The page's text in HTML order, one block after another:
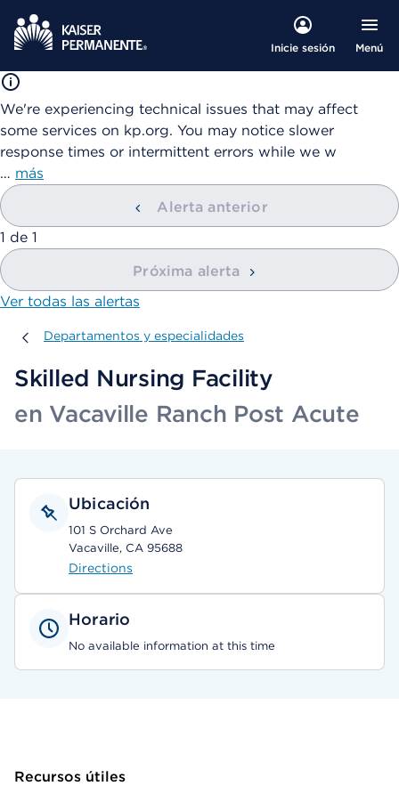
Inicie sesión Menú
We're experiencing technical issues that may affect
some services on kp.org. You may notice slower
response times or intermittent errors while we w
… más
Alerta anterior
mostrando
1 de 1
Próxima alerta
Ver todas las alertas
Departamentos y especialidades
Departamentos y especialidades
Skilled Nursing Facility
en Vacaville Ranch Post Acute
Ubicación
101 S Orchard Ave
Vacaville, CA 95688
Directions
Horario
No available information at this time
Recursos útiles